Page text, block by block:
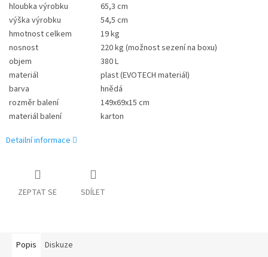
hloubka výrobku
65,3 cm
výška výrobku
54,5 cm
hmotnost celkem
19 kg
nosnost
220 kg (možnost sezení na boxu)
objem
380 L
materiál
plast (EVOTECH materiál)
barva
hnědá
rozměr balení
149x69x15 cm
materiál balení
karton
Detailní informace
ZEPTAT SE SDÍLET
Popis Diskuze